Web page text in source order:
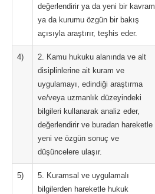
değerlendirir ya da yeni bir kavram
ya da kurumu özgün bir bakış
açısıyla araştırır, teşhis eder.
4)
2. Kamu hukuku alanında ve alt
disiplinlerine ait kuram ve
uygulamayı, edindiği araştırma
ve/veya uzmanlık düzeyindeki
bilgileri kullanarak analiz eder,
değerlendirir ve buradan hareketle
yeni ve özgün sonuç ve
düşüncelere ulaşır.
5)
5. Kuramsal ve uygulamalı
bilgilerden hareketle hukuk